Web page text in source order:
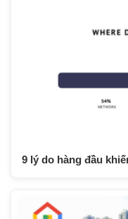
9 lý do hàng đầu